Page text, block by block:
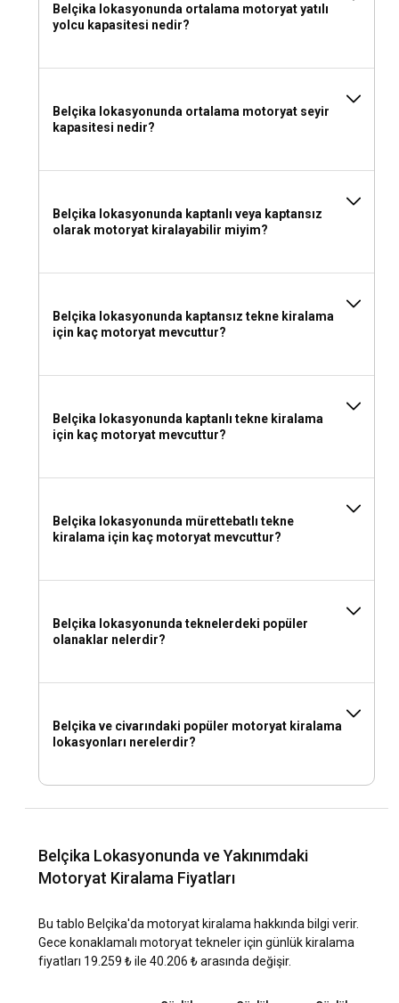
Belçika lokasyonunda ortalama motoryat yatılı
yolcu kapasitesi nedir?
Belçika lokasyonunda ortalama motoryat seyir
kapasitesi nedir?
Belçika lokasyonunda kaptanlı veya kaptansız
olarak motoryat kiralayabilir miyim?
Belçika lokasyonunda kaptansız tekne kiralama
için kaç motoryat mevcuttur?
Belçika lokasyonunda kaptanlı tekne kiralama
için kaç motoryat mevcuttur?
Belçika lokasyonunda mürettebatlı tekne
kiralama için kaç motoryat mevcuttur?
Belçika lokasyonunda teknelerdeki popüler
olanaklar nelerdir?
Belçika ve civarındaki popüler motoryat kiralama
lokasyonları nerelerdir?
Belçika Lokasyonunda ve Yakınımdaki
Motoryat Kiralama Fiyatları
Bu tablo Belçika'da motoryat kiralama hakkında bilgi verir.
Gece konaklamalı motoryat tekneler için günlük kiralama
fiyatları 19.259 ₺ ile 40.206 ₺ arasında değişir.